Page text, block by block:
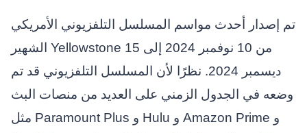
تم إصدار أحدث مواسم المسلسل التلفزيوني الأمريكي
الشهير Yellowstone من 10 نوفمبر 2024 إلى 15
ديسمبر 2024. نظرًا لأن المسلسل التلفزيوني قد تم
وضعه في الجدول الزمني على العديد من منصات البث
مثل Paramount Plus و Hulu و Amazon Prime و